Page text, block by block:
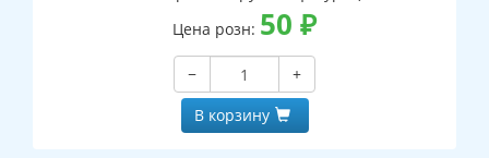
Цена розн: 50 ₽
−
+
В корзину